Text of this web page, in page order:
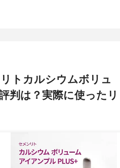
トカルシウムボリュ
判は？実際に使ったリ